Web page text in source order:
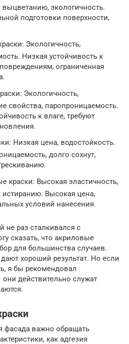
выцветанию, экологичность.
подготовки поверхности,
Экологичность,
Низкая устойчивость к
ограниченная
Экологичность,
свойства, паропроницаемость.
к влаге, требуют
Низкая цена, водостойкость.
долго сохнут,
краски: Высокая эластичность,
истиранию. Высокая цена,
условий нанесения.
не раз сталкивался с
сказать, что акриловые
для большинства случаев.
хороший результат. Но если
я бы рекомендовал
действительно служат
фасада важно обращать
как адгезия